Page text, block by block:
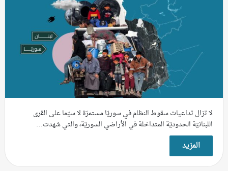
لا تزال تداعيات سقوط النظام في سوريّا مستمرّة لا سيّما على القرى
اللبنانيّة الحدوديّة المتداخلة في الأراضي السوريّة، والتي شهدت…
المزيد